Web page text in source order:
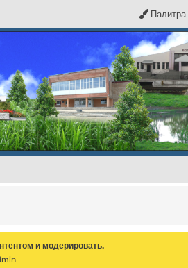
Палитра
и модерировать.